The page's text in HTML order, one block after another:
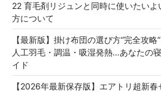
22 育毛剤リジュンと同時に使いたい
方について
【最新版】掛け布団の選び方“完全攻
人工羽毛・調温・吸湿発熱…あなたの
イド
【2026年最新保存版】エアトリ超新